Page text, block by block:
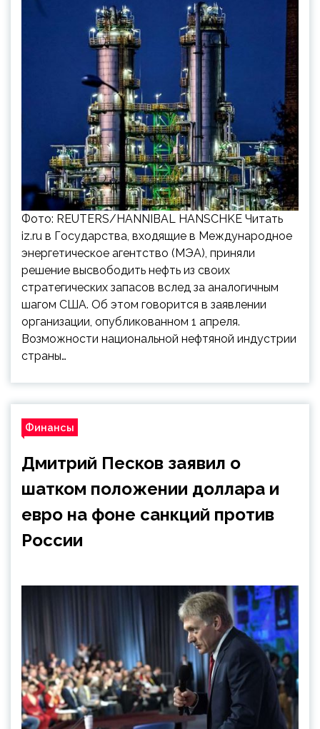
Фото: REUTERS/HANNIBAL HANSCHKE Читать
iz.ru в Государства, входящие в Международное
энергетическое агентство (МЭА), приняли
решение высвободить нефть из своих
стратегических запасов вслед за аналогичным
шагом США. Об этом говорится в заявлении
организации, опубликованном 1 апреля.
Возможности национальной нефтяной индустрии
страны…
Финансы
Дмитрий Песков заявил о
шатком положении доллара и
евро на фоне санкций против
России